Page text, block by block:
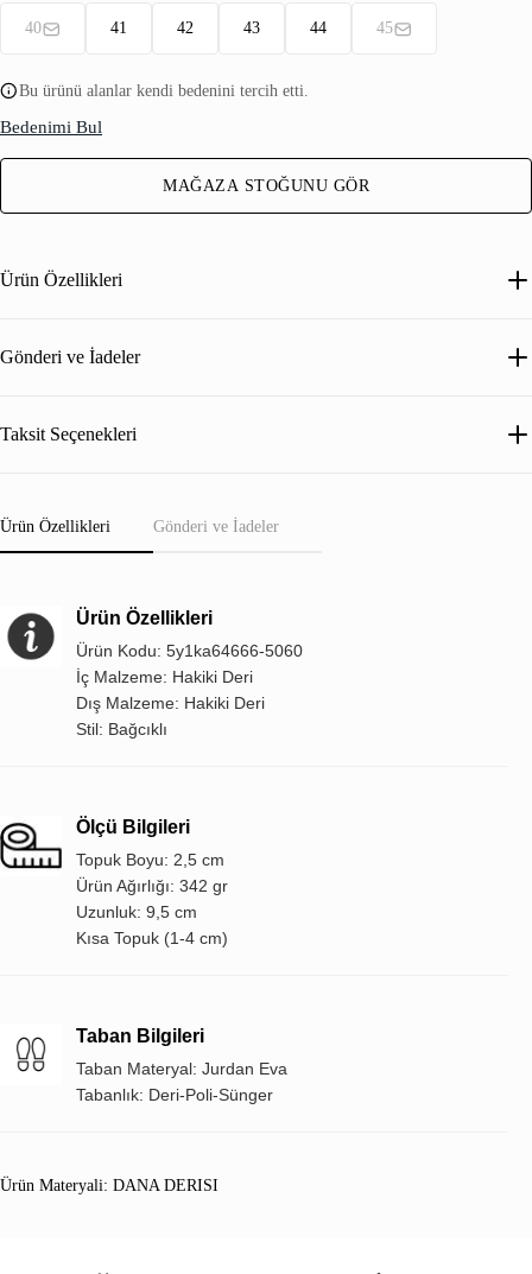
40 41 42 43 44 45
Bu ürünü alanlar kendi bedenini tercih etti.
Bedenimi Bul
MAĞAZA STOĞUNU GÖR
Ürün Özellikleri
Gönderi ve İadeler
Taksit Seçenekleri
Ürün Özellikleri Gönderi ve İadeler
Ürün Özellikleri
Ürün Kodu: 5y1ka64666-5060
İç Malzeme: Hakiki Deri
Dış Malzeme: Hakiki Deri
Stil: Bağcıklı
Ölçü Bilgileri
Topuk Boyu: 2,5 cm
Ürün Ağırlığı: 342 gr
Uzunluk: 9,5 cm
Kısa Topuk (1-4 cm)
Taban Bilgileri
Taban Materyal: Jurdan Eva
Tabanlık: Deri-Poli-Sünger
Ürün Materyali: DANA DERISI